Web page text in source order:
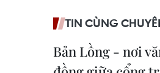
TIN CÙNG
Bản Lồng - nơi